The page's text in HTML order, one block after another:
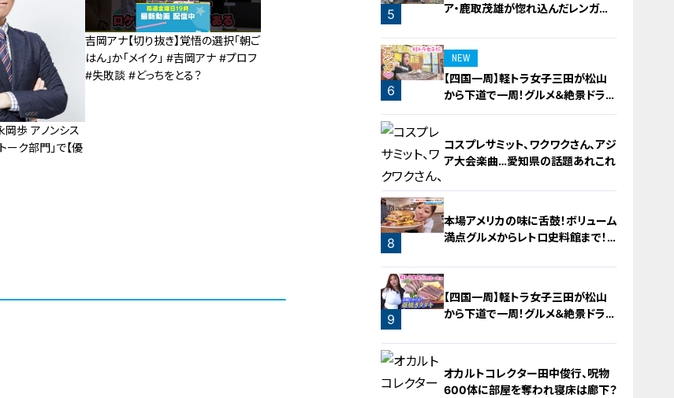
歩 アノンシス
ーク部門」で【優
吉岡アナ【切り抜き】覚悟の選択「朝ご
はん」か「メイク」 #吉岡アナ #プロフ
#失敗談 #どっちをとる？
4
5
ア・鹿取茂雄が惚れ込んだレンガの
6
NEW
【四国一周】軽トラ女子三田が松山
から下道で一周！グルメ＆絶景ドライ
ブ⑳
7
コスプレサミット、ワクワクさん、アジ
ア大会楽曲…愛知県の話題あれこれ
8
本場アメリカの味に舌鼓！ボリューム
満点グルメからレトロ史料館まで！
9
【四国一周】軽トラ女子三田が松山
から下道で一周！グルメ＆絶景ドライ
オカルトコレクター田中俊行、呪物
600体に部屋を奪われ寝床は廊下？